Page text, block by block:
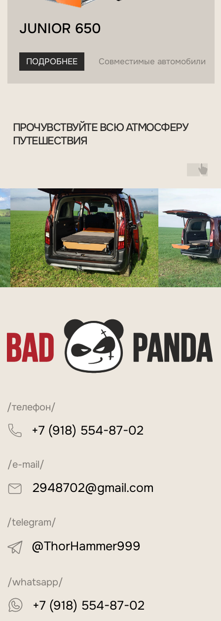
ПРОЧУВСТВУЙТЕ ВСЮ АТМОСФЕРУ
ПУТЕШЕСТВИЯ
Все права защищены ©2025
Политика конфиденциальности
Разработка сайта
2948702@gmail.com
/e-mail/
@ThorHammer999
/telegram/
/whatsapp/